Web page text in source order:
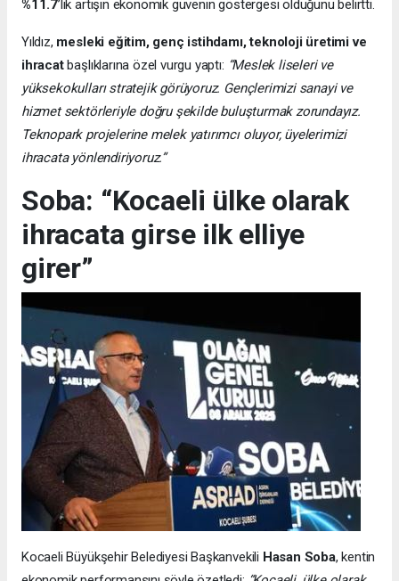
%11.7’lik artışın ekonomik güvenin göstergesi olduğunu belirtti.
Yıldız, mesleki eğitim, genç istihdamı, teknoloji üretimi ve
ihracatbaşlıklarına özel vurgu yaptı: “Meslek liseleri ve
yüksekokulları stratejik görüyoruz. Gençlerimizi sanayi ve
hizmet sektörleriyle doğru şekilde buluşturmak zorundayız.
Teknopark projelerine melek yatırımcı oluyor, üyelerimizi
ihracata yönlendiriyoruz.”
Soba: “Kocaeli ülke olarak
ihracata girse ilk elliye
girer”
Kocaeli Büyükşehir Belediyesi Başkanvekili Hasan Soba, kentin